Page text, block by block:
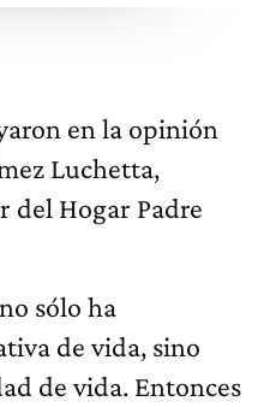
en la opinión
Luchetta,
del Hogar Padre
sólo ha
de vida, sino
de vida. Entonces